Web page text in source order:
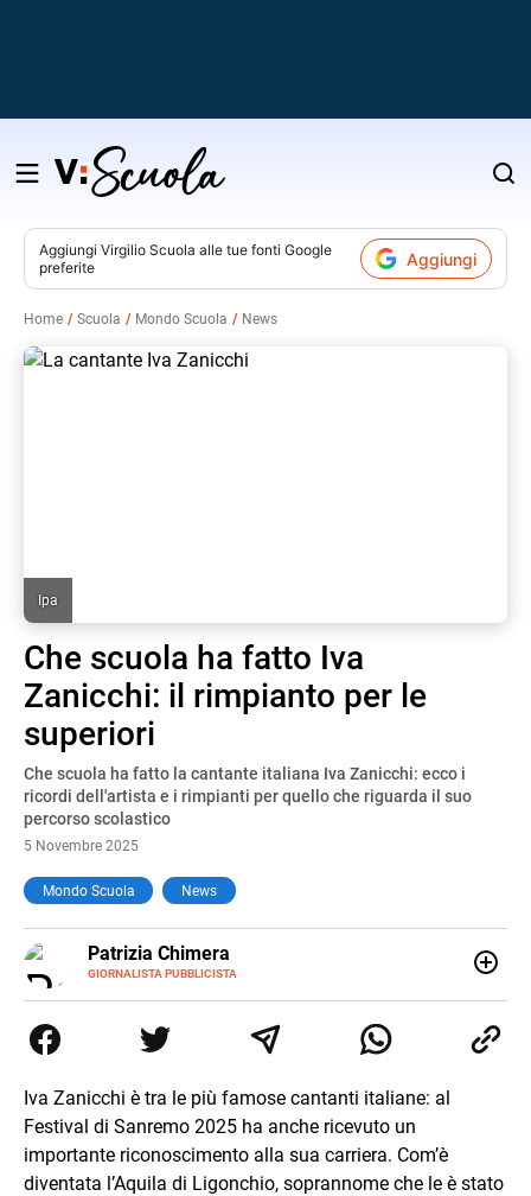
Salta
contenuto
Aggiungi Virgilio Scuola alle tue fonti Google
preferite
Aggiungi
Home Scuola Mondo Scuola News
Ipa
Che scuola ha fatto Iva
Zanicchi: il rimpianto per le
superiori
Che scuola ha fatto la cantante italiana Iva Zanicchi: ecco i
ricordi dell'artista e i rimpianti per quello che riguarda il suo
percorso scolastico
5 Novembre 2025
Mondo Scuola News
Patrizia Chimera
GIORNALISTA PUBBLICISTA
E-
MAIL
LINKEDIN
collaborato con grandi gruppi editoriali e agenzie di
comunicazione specializzandosi nella scrittura di articoli
Iva Zanicchi è tra le più famose cantanti italiane: al
Festival di Sanremo 2025 ha anche ricevuto un
importante riconoscimento alla sua carriera. Com’è
diventata l’Aquila di Ligonchio, soprannome che le è stato